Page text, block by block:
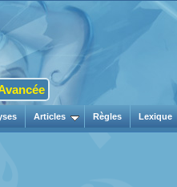
Articles Règles Lexique